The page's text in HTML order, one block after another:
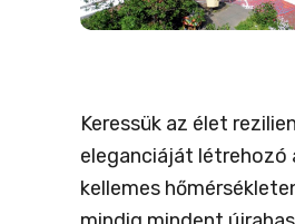
Keressük az élet
eleganciáját létrehozó
kellemes